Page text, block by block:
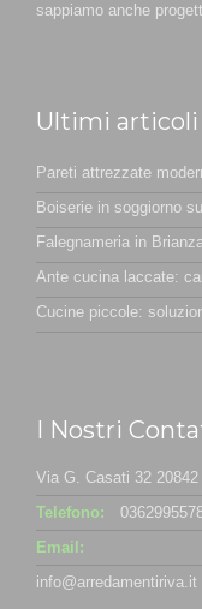
sappiamo anche
Ultimi articoli
Pareti attrezzate
Boiserie in soggiorno
Falegnameria in
Ante cucina laccate:
Cucine piccole:
I Nostri
Via G. Casati 32
Telefono:
Email:
info@arredamentiriva.it